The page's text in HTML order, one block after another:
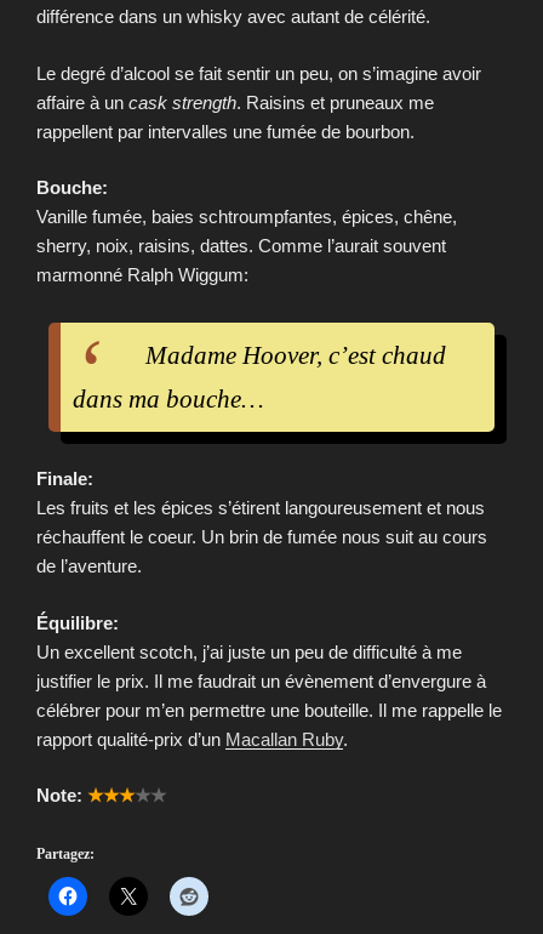
différence dans un whisky avec autant de célérité.
Le degré d’alcool se fait sentir un peu, on s’imagine avoir
affaire à un cask strength. Raisins et pruneaux me
rappellent par intervalles une fumée de bourbon.
Bouche:
Vanille fumée, baies schtroumpfantes, épices, chêne,
sherry, noix, raisins, dattes. Comme l’aurait souvent
marmonné Ralph Wiggum:
Madame Hoover, c’est chaud
dans ma bouche…
Finale:
Les fruits et les épices s’étirent langoureusement et nous
réchauffent le coeur. Un brin de fumée nous suit au cours
de l’aventure.
Équilibre:
Un excellent scotch, j’ai juste un peu de difficulté à me
justifier le prix. Il me faudrait un évènement d’envergure à
célébrer pour m’en permettre une bouteille. Il me rappelle le
rapport qualité-prix d’un Macallan Ruby.
Note: ★★★★★
Partagez: